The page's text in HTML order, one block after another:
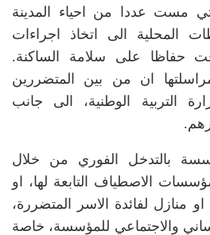
مست عددا من احياء المدينة
المحلية الى اتخاذ اجراءات
حفاظا على سلامة الساكنة.
ان من بين المتضررين
التربية الوطنية، الى جانب
بالتدخل الفوري من خلال
الاصطياف التابعة لها، او
منازل لفائدة الاسر المتضررة،
والاجتماعي للمؤسسة، خاصة